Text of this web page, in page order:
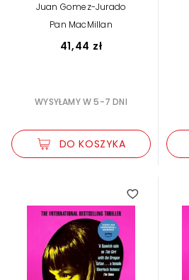
Juan Gomez-Jurado
Pan MacMillan
41,44 zł
WYSYŁAMY W 5-7 DNI
DO KOSZYKA